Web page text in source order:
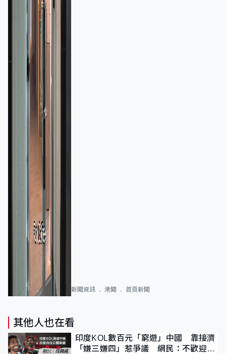
新聞資訊 港聞 首頁新聞
其他人也在看
印度KOL數百元「窮遊」中國 靠接濟
「嫌三嫌四」惹爭議 網民：不歡迎劣